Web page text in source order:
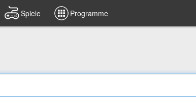
Spiele Programme